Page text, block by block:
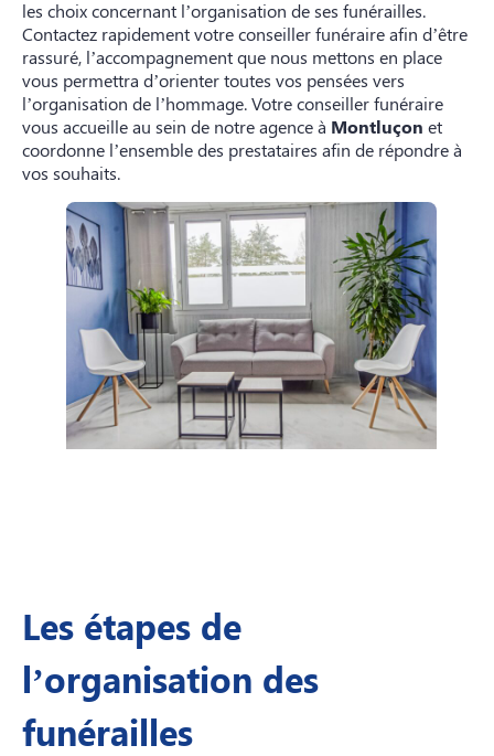
les choix concernant l’organisation de ses funérailles.
Contactez rapidement votre conseiller funéraire afin d’être
rassuré, l’accompagnement que nous mettons en place
vous permettra d’orienter toutes vos pensées vers
l’organisation de l’hommage. Votre conseiller funéraire
vous accueille au sein de notre agence à Montluçon et
coordonne l’ensemble des prestataires afin de répondre à
vos souhaits.
Les étapes de
l’organisation des
funérailles